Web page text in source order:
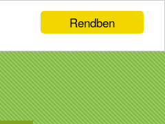
Rendben